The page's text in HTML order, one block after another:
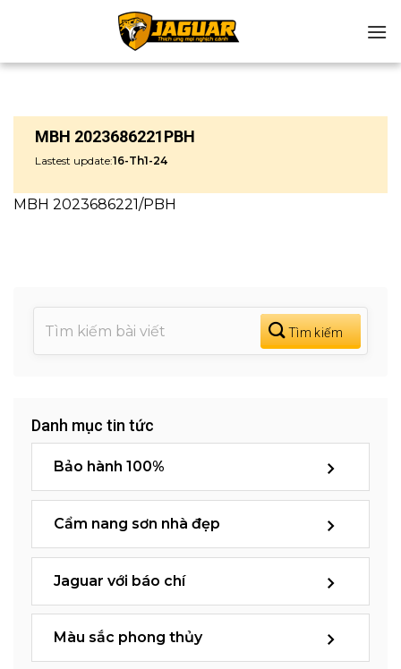
MBH 2023686221PBH
Lastest update:16-Th1-24
MBH 2023686221/PBH
Danh mục tin tức
Bảo hành 100%
Cẩm nang sơn nhà đẹp
Jaguar với báo chí
Màu sắc phong thủy